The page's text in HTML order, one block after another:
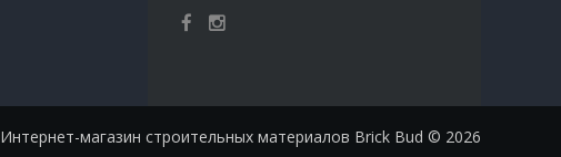
Интернет-магазин строительных материалов Brick Bud © 2026